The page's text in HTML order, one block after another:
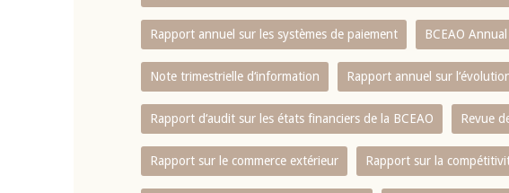
Rapport annuel sur les systèmes de paiement BCEAO
Note trimestrielle d‘information Rapport annuel sur
Rapport d‘audit sur les états financiers de la BCEAO Revue
Rapport sur le commerce extérieur Rapport sur la